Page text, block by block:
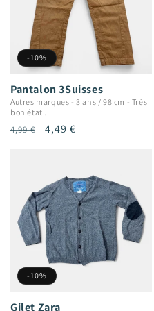
-10%
Pantalon 3Suisses
Autres marques -3 ans / 98 cm - Trés
bon état .
Prix
4,99 €
Prix
4,49 €
-10%
Gilet Zara